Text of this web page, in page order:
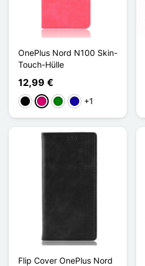
OnePlus Nord N100 Skin-
Touch-Hülle
12,99 €
SchwarzMagenta
GrünDunkelblau
+1
Flip Cover OnePlus Nord